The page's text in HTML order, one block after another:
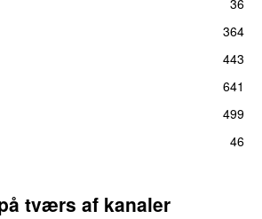
36
364
443
641
499
46
tværs af kanaler